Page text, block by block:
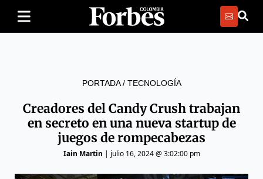
PORTADA/ TECNOLOGÍA
Creadores del Candy Crush trabajan
en secreto en una nueva startup de
juegos de rompecabezas
Iain Martin | julio 16, 2024 @ 3:02:00 pm